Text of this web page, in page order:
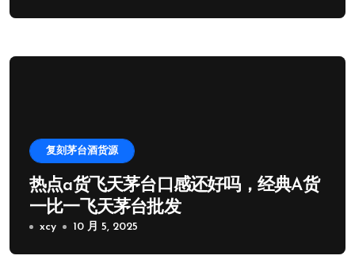
复刻茅台酒货源
热点a货飞天茅台口感还好吗，经典A货
一比一飞天茅台批发
xcy 10 月 5, 2025